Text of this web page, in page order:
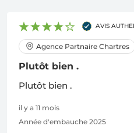
AVIS
Agence Partnaire Chartres
Plutôt bien .
Plutôt bien .
il y a 11 mois
Année d'embauche 2025